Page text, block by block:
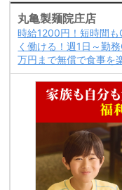
丸亀製麺院庄店
時給1200円！短時間
く働ける！週1日～勤
万円まで無償で食事を